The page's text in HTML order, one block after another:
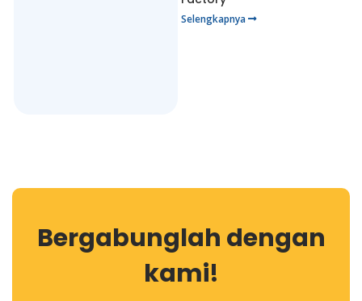
Selengkapnya
Bergabunglah dengan
kami!